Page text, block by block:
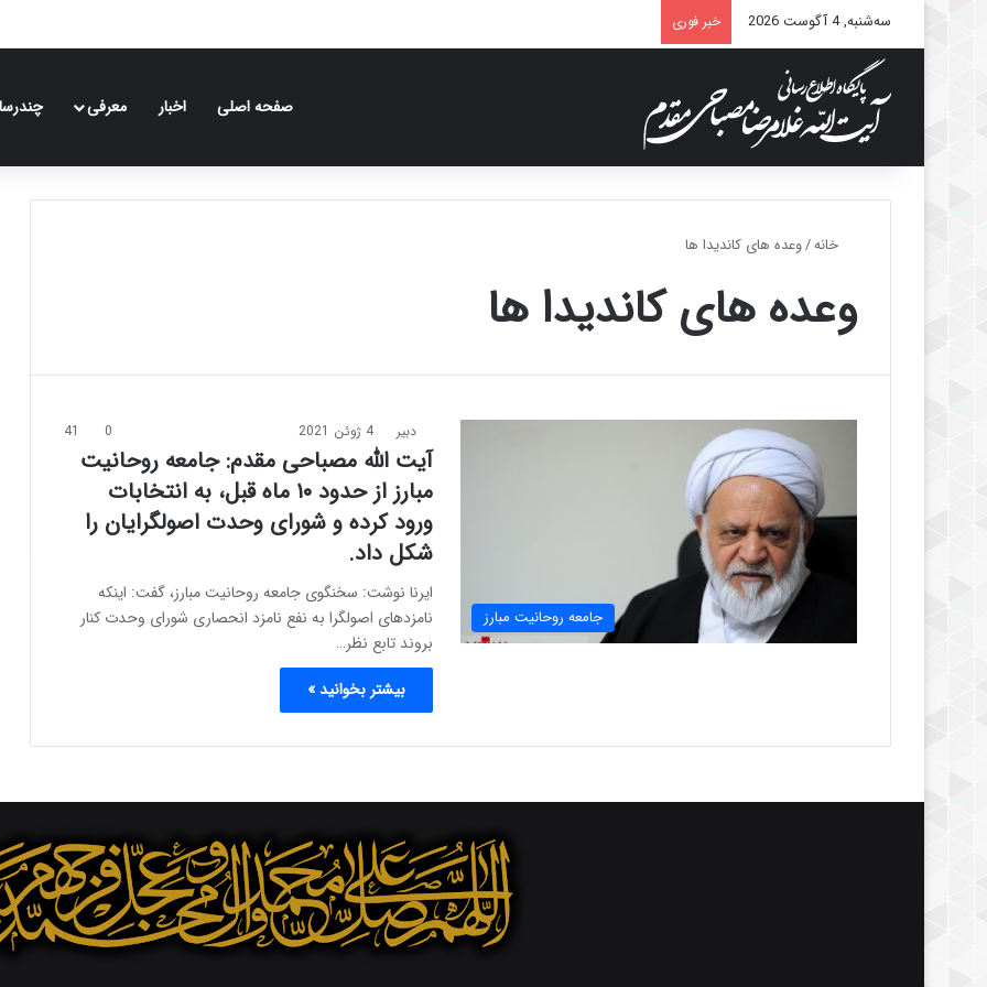
سه‌شنبه, 4 آگوست 2026 خبر فوری
صفحه اصلی اخبار معرفی
خانه/وعده های کاندیدا ها
وعده های کاندیدا ها
جامعه روحانیت مبارز
دبیر 4 ژوئن 2021 0
41
آیت الله مصباحی مقدم: جامعه روحانیت
مبارز از حدود ۱۰ ماه قبل، به انتخابات
ورود کرده و شورای وحدت اصولگرایان را
شکل داد.
ایرنا نوشت: سخنگوی جامعه روحانیت مبارز، گفت: اینکه
نامزدهای اصولگرا به نفع نامزد انحصاری شورای وحدت کنار
بروند تابع نظر…
بیشتر بخوانید »